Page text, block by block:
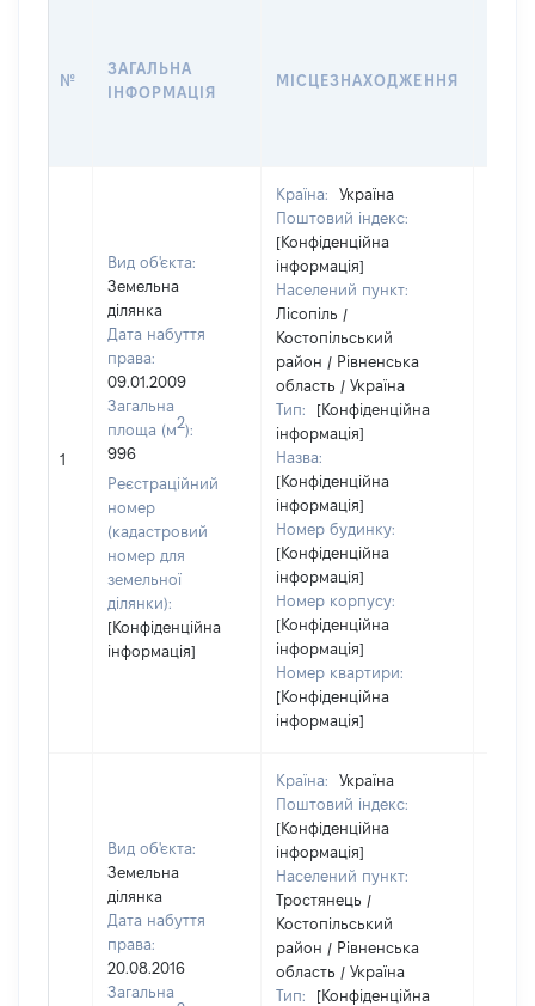
№
ЗАГАЛЬНА
ІНФОРМАЦІЯ
МІСЦЕЗНАХОДЖЕННЯ
1
Вид об'єкта:
Земельна
ділянка
Дата набуття
права:
09.01.2009
Загальна
площа (м2):
996
Реєстраційний
номер
(кадастровий
номер для
земельної
ділянки):
[Конфіденційна
інформація]
Країна:
Україна
Поштовий індекс:
[Конфіденційна
інформація]
Населений пункт:
Лісопіль /
Костопільський
район / Рівненська
область / Україна
Тип:
[Конфіденційна
інформація]
Назва:
[Конфіденційна
інформація]
Номер будинку:
[Конфіденційна
інформація]
Номер корпусу:
[Конфіденційна
інформація]
Номер квартири:
[Конфіденційна
інформація]
Вид об'єкта:
Земельна
ділянка
Дата набуття
права:
20.08.2016
Загальна
Країна:
Україна
Поштовий індекс:
[Конфіденційна
інформація]
Населений пункт:
Тростянець /
Костопільський
район / Рівненська
область / Україна
Тип:
[Конфіденційна